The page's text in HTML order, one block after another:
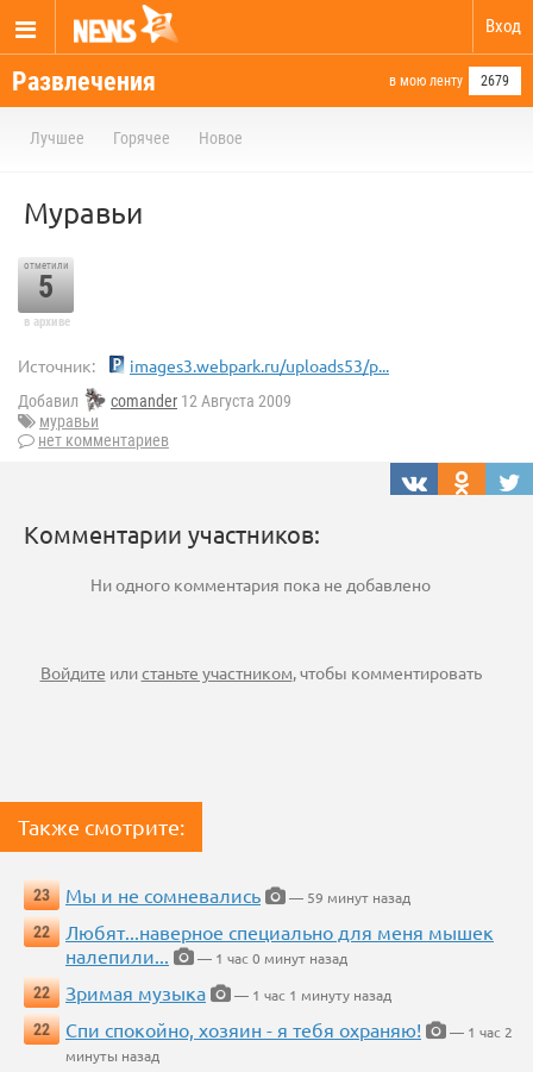
Вход
Развлечения в мою ленту 2679
Лучшее Горячее Новое
Муравьи
отметили
5
в архиве
Источник: images3.webpark.ru/uploads53/p...
Добавил comander 12 Августа 2009
муравьи
нет комментариев
Комментарии участников:
Ни одного комментария пока не добавлено
Войдите илистаньте участником, чтобы комментировать
Также смотрите:
23 Мы и не сомневались
— 59 минут назад
22
Любят...наверное специально для меня мышек
налепили...
— 1 час 0 минут назад
22
Зримая музыка
— 1 час 1 минуту назад
22
Спи спокойно, хозяин - я тебя охраняю!
— 1 час 2
минуты назад